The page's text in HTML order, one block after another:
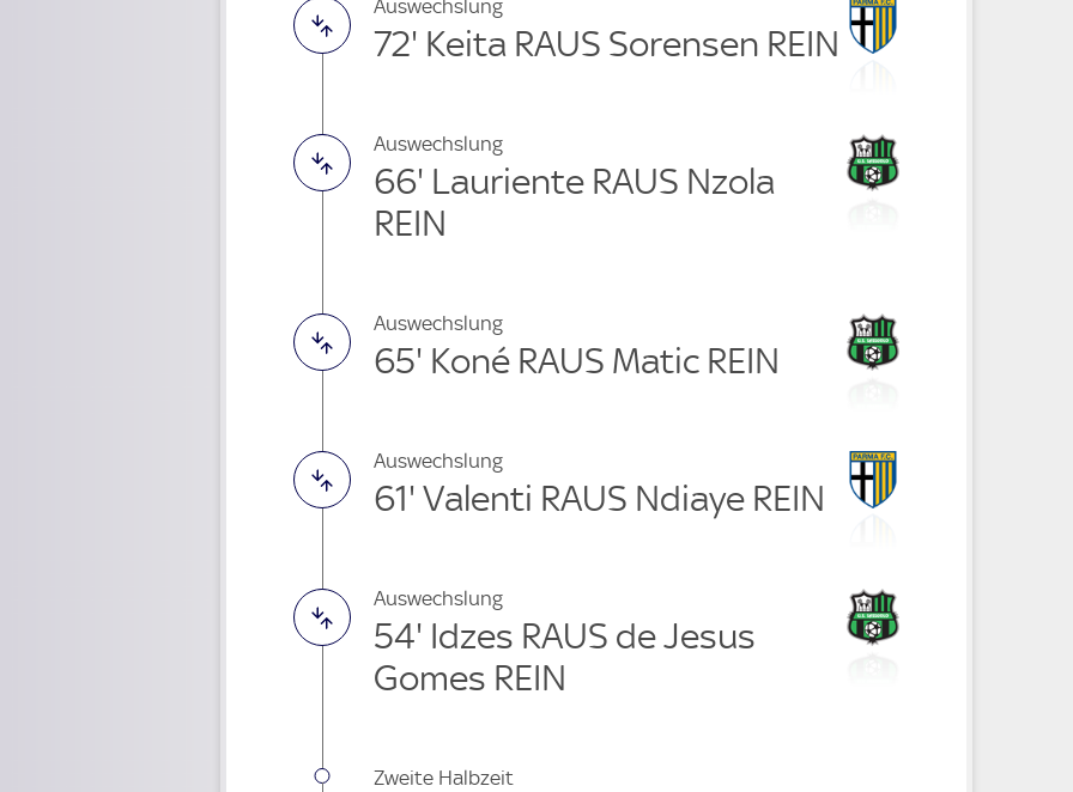
Auswechslung
72' Keita RAUS Sorensen REIN
Auswechslung
66' Lauriente RAUS Nzola
REIN
Auswechslung
65' Koné RAUS Matic REIN
Auswechslung
61' Valenti RAUS Ndiaye REIN
Auswechslung
54' Idzes RAUS de Jesus
Gomes REIN
Zweite Halbzeit